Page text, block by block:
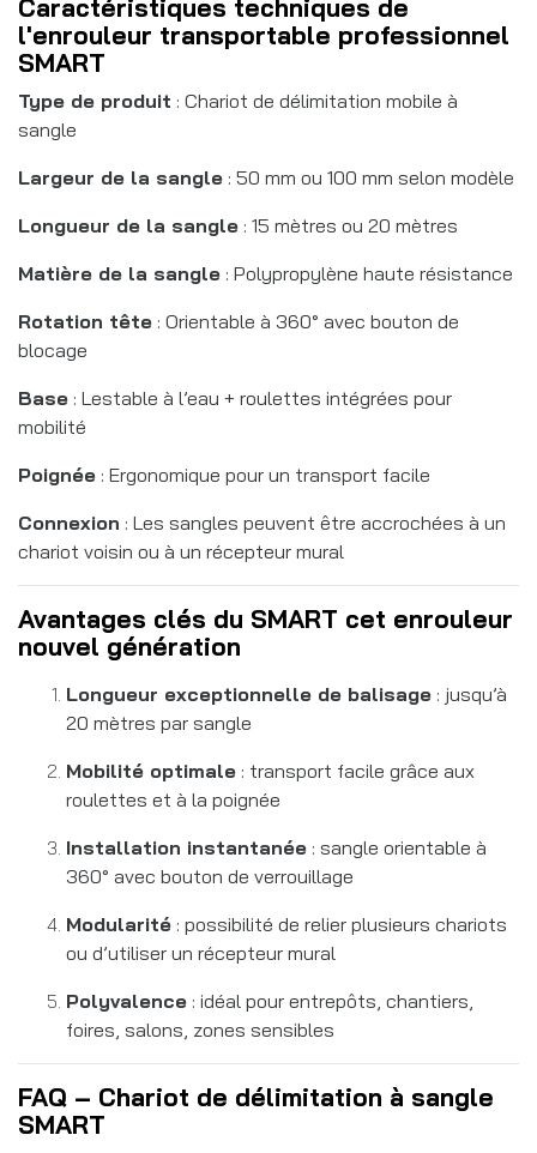
Caractéristiques techniques de
l'enrouleur transportable professionnel
SMART
Type de produit : Chariot de délimitation mobile à
sangle
Largeur de la sangle : 50 mm ou 100 mm selon modèle
Longueur de la sangle : 15 mètres ou 20 mètres
Matière de la sangle : Polypropylène haute résistance
Rotation tête : Orientable à 360° avec bouton de
blocage
Base : Lestable à l’eau + roulettes intégrées pour
mobilité
Poignée : Ergonomique pour un transport facile
Connexion : Les sangles peuvent être accrochées à un
chariot voisin ou à un récepteur mural
Avantages clés du SMART cet enrouleur
nouvel génération
Longueur exceptionnelle de balisage : jusqu’à
20 mètres par sangle
Mobilité optimale : transport facile grâce aux
roulettes et à la poignée
Installation instantanée : sangle orientable à
360° avec bouton de verrouillage
Modularité : possibilité de relier plusieurs chariots
ou d’utiliser un récepteur mural
Polyvalence : idéal pour entrepôts, chantiers,
foires, salons, zones sensibles
FAQ – Chariot de délimitation à sangle
SMART